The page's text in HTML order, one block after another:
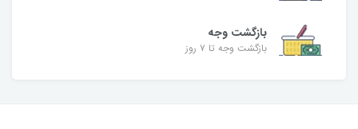
بازگشت وجه
بازگشت وجه تا ۷ روز